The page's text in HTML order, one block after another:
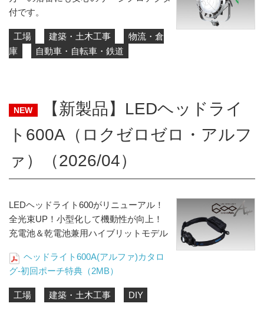
付です。
工場 建築・土木工事
物流・倉
庫
自動車・自転車・鉄道
NEW
【新製品】LEDヘッドライ
ト600A（ロクゼロゼロ・アルフ
ァ）（2026/04）
LEDヘッドライト600がリニューアル！
全光束UP！小型化して機動性が向上！
充電池＆乾電池兼用ハイブリットモデル
ヘッドライト600A(アルファ)カタロ
グ-初回ポーチ特典（2MB）
工場 建築・土木工事 DIY